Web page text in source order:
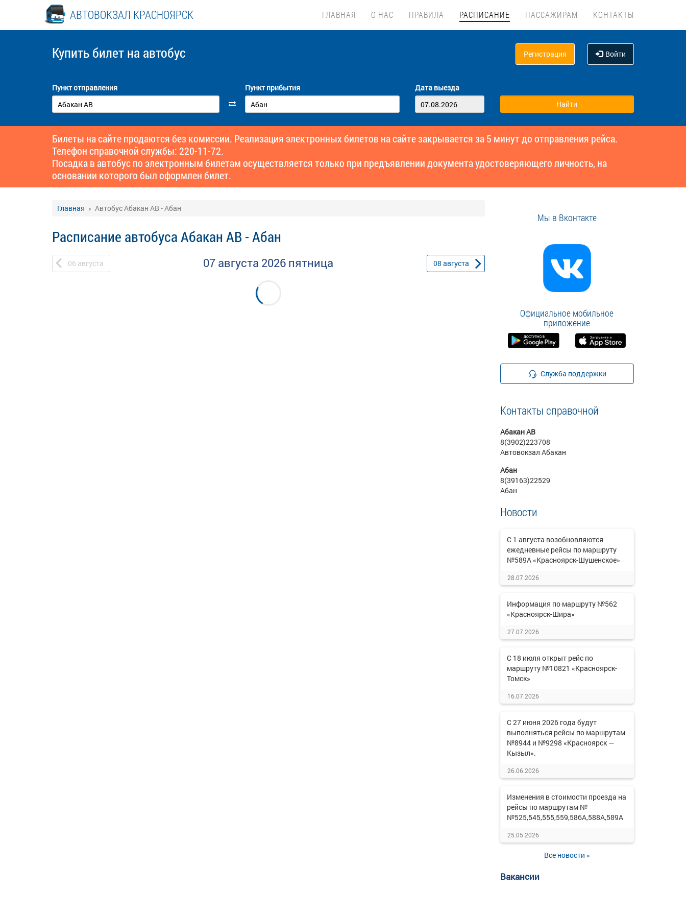
АВТОВОКЗАЛ КРАСНОЯРСК ГЛАВНАЯ О НАС ПРАВИЛА РАСПИСАНИЕ ПАССАЖИРАМ КОНТАКТЫ
Купить билет на автобус Регистрация Войти
Пункт отправления Пункт прибытия Дата выезда
Билеты на сайте продаются без комиссии. Реализация электронных билетов на сайте закрывается за 5 минут до отправления рейса.
Телефон справочной службы: 220-11-72.
Посадка в автобус по электронным билетам осуществляется только при предъявлении документа удостоверяющего личность, на
основании которого был оформлен билет.
Главная Автобус Абакан АВ - Абан
Расписание автобуса Абакан АВ - Абан
06 августа 07 августа 2026 пятница 08 августа
Мы в Вконтакте
Официальное мобильное
приложение
Служба поддержки
Контакты справочной
Абакан АВ
8(3902)223708
Автовокзал Абакан
Абан
8(39163)22529
Абан
Новости
С 1 августа возобновляются
ежедневные рейсы по маршруту
№589А «Красноярск-Шушенское»
28.07.2026
Информация по маршруту №562
«Красноярск-Шира»
27.07.2026
С 18 июля открыт рейс по
маршруту №10821 «Красноярск-
Томск»
16.07.2026
С 27 июня 2026 года будут
выполняться рейсы по маршрутам
№8944 и №9298 «Красноярск —
Кызыл».
26.06.2026
Изменения в стоимости проезда на
рейсы по маршрутам №
№525,545,555,559,586А,588А,589А
25.05.2026
Все новости »
Вакансии